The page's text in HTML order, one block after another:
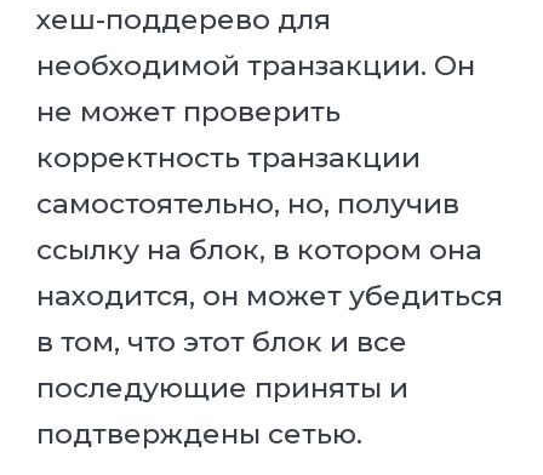
хеш-поддерево для
необходимой транзакции. Он
не может проверить
корректность транзакции
самостоятельно, но, получив
ссылку на блок, в котором она
находится, он может убедиться
в том, что этот блок и все
последующие приняты и
подтверждены сетью.